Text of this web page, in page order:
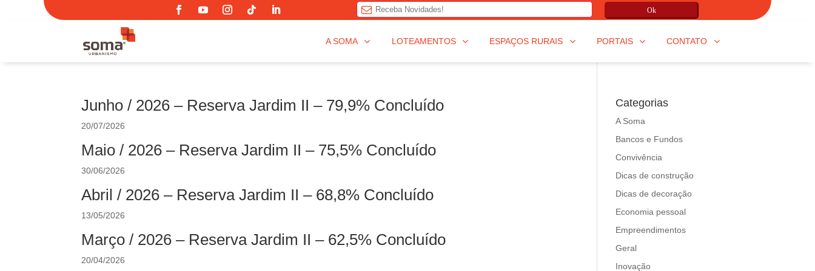
Ok
T
i
i
d
o
d
b
A SOMA LOTEAMENTOS ESPAÇOS RURAIS PORTAIS CONTATO
Junho / 2026 – Reserva Jardim II – 79,9% Concluído
20/07/2026
Maio / 2026 – Reserva Jardim II – 75,5% Concluído
30/06/2026
Abril / 2026 – Reserva Jardim II – 68,8% Concluído
13/05/2026
Março / 2026 – Reserva Jardim II – 62,5% Concluído
20/04/2026
Categorias
A Soma
Bancos e Fundos
Convivência
Dicas de construção
Dicas de decoração
Economia pessoal
Empreendimentos
Geral
Inovação